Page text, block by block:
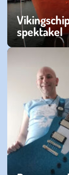
spektakel
maandag 11